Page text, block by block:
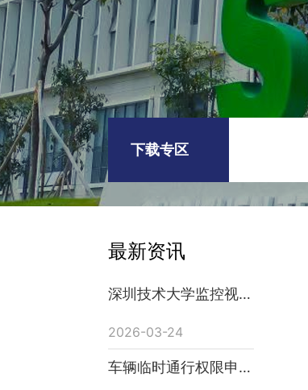
下载专区
最新资讯
深圳技术大学监控视频
2026-03-24
车辆临时通行权限申请